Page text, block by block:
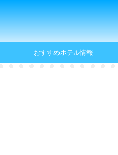
おすすめホテル情報